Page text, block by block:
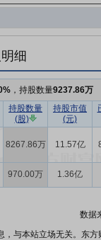
细
，持股数量9237.86万
持股数量
(股)
持股市值
(元)
8267.86万 11.57亿
970.00万 1.36亿
数据
与本站立场无关。东